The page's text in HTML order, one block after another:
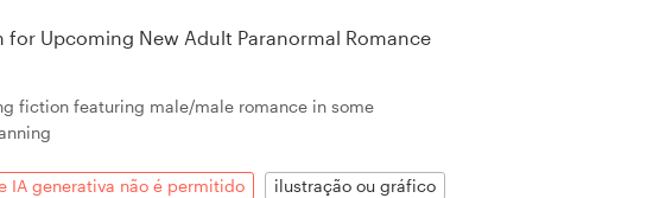
Upcoming New Adult Paranormal Romance
fiction featuring male/male romance in some
IA generativa não é permitido
ilustração ou gráfico